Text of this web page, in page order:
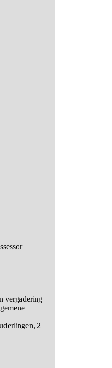
vergadering
2